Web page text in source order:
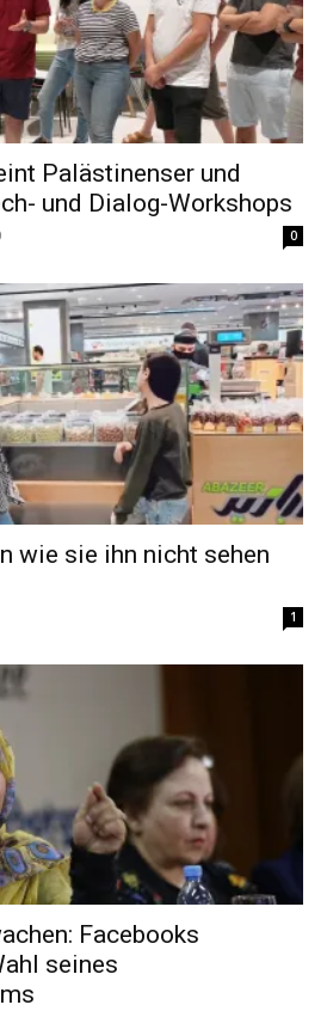
Palästinenser und
und Dialog-Workshops
0
wie sie ihn nicht sehen
1
Facebooks
seines